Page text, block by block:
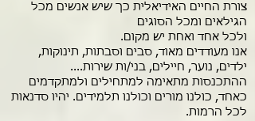
צורת החיים האידיאלית כך שיש אנשים מכל
הגילאים ומכל הסוגים
ולכל אחד ואחת יש מקום.
אנו מעודדים מאוד, סבים וסבתות, תינוקות,
ילדים, נוער, חיילים, בני/ות שירות....
ההתכנסות מתאימה למתחילים ולמתקדמים
כאחד, כולנו מורים וכולנו תלמידים. יהיו סדנאות
לכל הרמות.